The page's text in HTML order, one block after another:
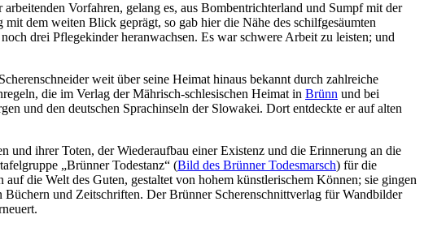
Vorfahren, gelang es, aus Bombentrichterland und Sumpf mit der
dem weiten Blick geprägt, so gab hier die Nähe des schilfgesäumten
drei Pflegekinder heranwachsen. Es war schwere Arbeit zu leisten; und
weit über seine Heimat hinaus bekannt durch zahlreiche
die im Verlag der Mährisch-schlesischen Heimat in Brünn und bei
und den deutschen Sprachinseln der Slowakei. Dort entdeckte er auf alten
ihrer Toten, der Wiederaufbau einer Existenz und die Erinnerung an die
„Brünner Todestanz“ (Bild des Brünner Todesmarsch) für die
die Welt des Guten, gestaltet von hohem künstlerischem Können; sie gingen
und Zeitschriften. Der Brünner Scherenschnittverlag für Wandbilder